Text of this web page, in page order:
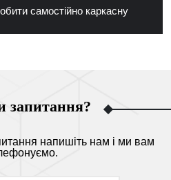
самостійно каркасну
запитання?
напишіть нам і ми вам